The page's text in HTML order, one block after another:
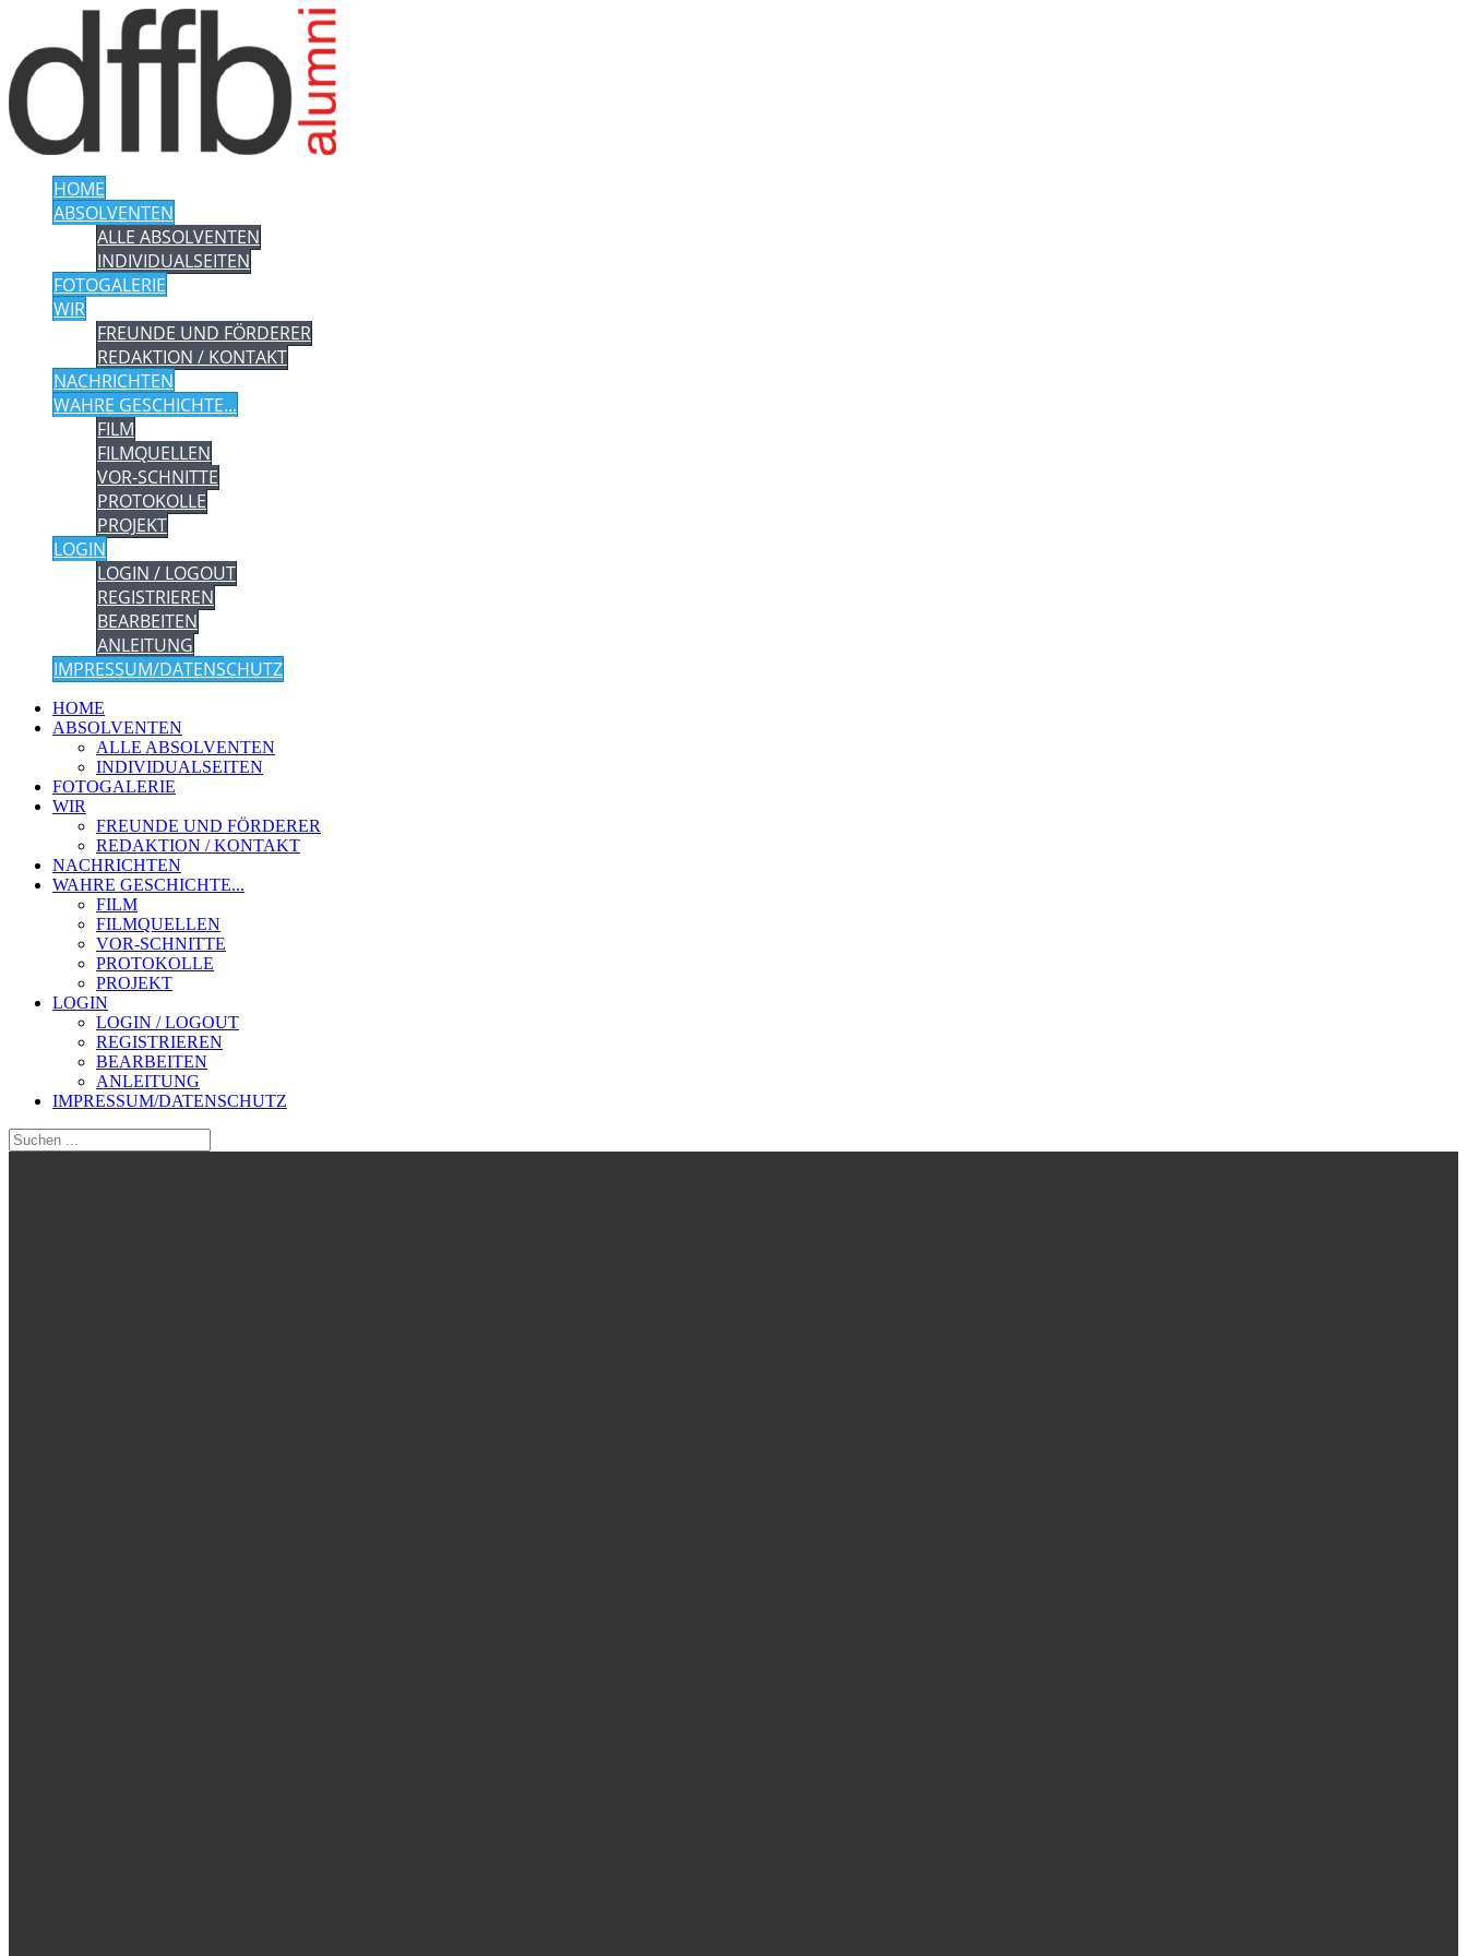
HOME
ABSOLVENTEN
ALLE ABSOLVENTEN
INDIVIDUALSEITEN
FOTOGALERIE
WIR
FREUNDE UND FÖRDERER
REDAKTION / KONTAKT
NACHRICHTEN
WAHRE GESCHICHTE...
FILM
FILMQUELLEN
VOR-SCHNITTE
PROTOKOLLE
PROJEKT
LOGIN
LOGIN / LOGOUT
REGISTRIEREN
BEARBEITEN
ANLEITUNG
IMPRESSUM/DATENSCHUTZ
HOME
ABSOLVENTEN
ALLE ABSOLVENTEN
INDIVIDUALSEITEN
FOTOGALERIE
WIR
FREUNDE UND FÖRDERER
REDAKTION / KONTAKT
NACHRICHTEN
WAHRE GESCHICHTE...
FILM
FILMQUELLEN
VOR-SCHNITTE
PROTOKOLLE
PROJEKT
LOGIN
LOGIN / LOGOUT
REGISTRIEREN
BEARBEITEN
ANLEITUNG
IMPRESSUM/DATENSCHUTZ